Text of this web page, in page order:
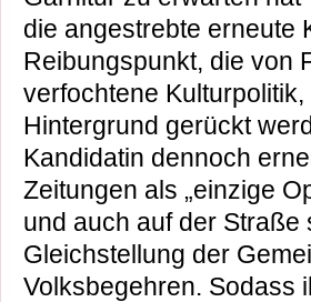
die angestrebte erneute
Reibungspunkt, die von
verfochtene
Hintergrund gerückt
Kandidatin dennoch
Zeitungen als „einzige
und auch auf der Straße
Gleichstellung der
Volksbegehren. Sodass